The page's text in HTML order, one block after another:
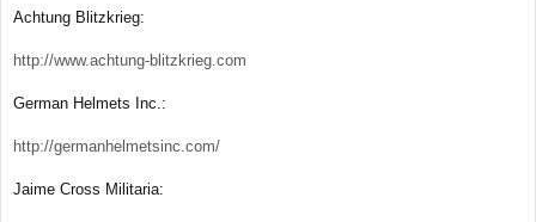
Achtung Blitzkrieg:
http://www.achtung-blitzkrieg.com
German Helmets Inc.:
http://germanhelmetsinc.com/
Jaime Cross Militaria: